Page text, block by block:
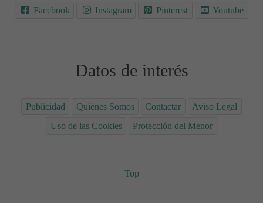
Facebook Instagram Pinterest Youtube
Datos de interés
Publicidad Quiénes Somos Contactar
Aviso Legal
Uso de las Cookies
Protección del Menor
Top